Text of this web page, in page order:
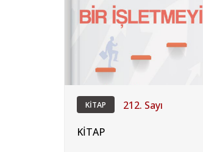
KİTAP 212. Sayı
KİTAP